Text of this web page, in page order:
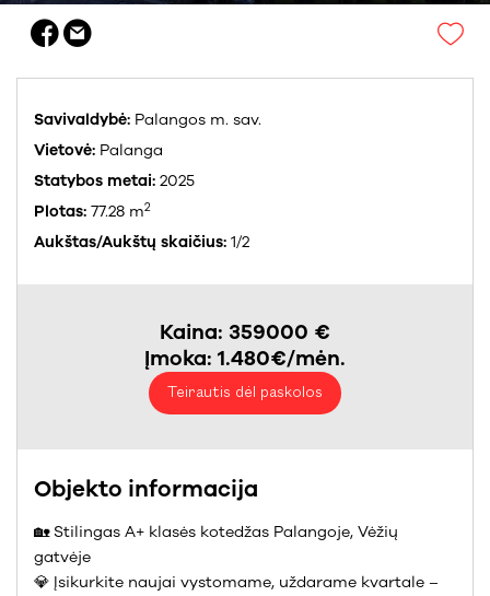
Savivaldybė: Palangos m. sav.
Vietovė: Palanga
Statybos metai: 2025
Plotas: 77.28 m2
Aukštas/Aukštų skaičius: 1/2
Kaina: 359000 €
Įmoka: 1.480€/mėn.
Teirautis dėl paskolos
Objekto informacija
🏡 Stilingas A+ klasės kotedžas Palangoje, Vėžių
gatvėje
💎 Įsikurkite naujai vystomame, uždarame kvartale –